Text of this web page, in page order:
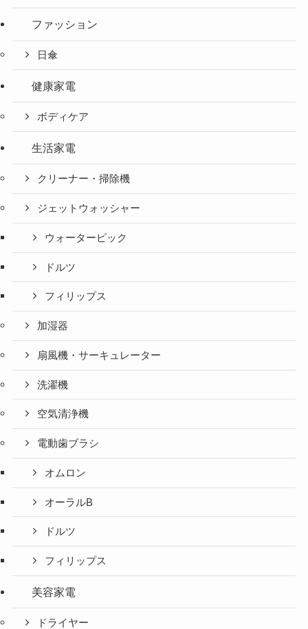
ファッション
日傘
健康家電
ボディケア
生活家電
クリーナー・掃除機
ジェットウォッシャー
ウォーターピック
ドルツ
フィリップス
加湿器
扇風機・サーキュレーター
洗濯機
空気清浄機
電動歯ブラシ
オムロン
オーラルB
ドルツ
フィリップス
美容家電
ドライヤー